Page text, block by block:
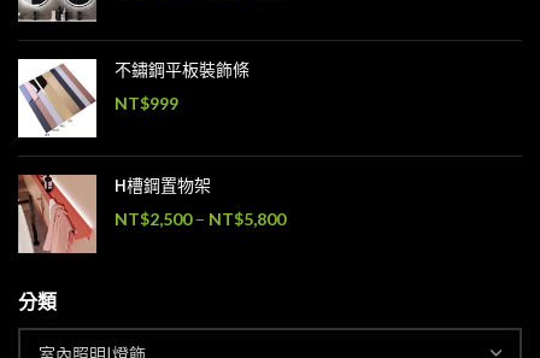
不鏽鋼平板裝飾條
NT$999
H槽鋼置物架
NT$2,500 – NT$5,800
分類